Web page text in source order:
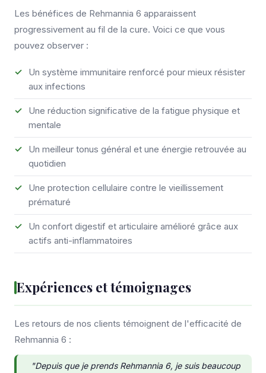
Les bénéfices de Rehmannia 6 apparaissent
progressivement au fil de la cure. Voici ce que vous
pouvez observer :
Un système immunitaire renforcé pour mieux résister
aux infections
Une réduction significative de la fatigue physique et
mentale
Un meilleur tonus général et une énergie retrouvée au
quotidien
Une protection cellulaire contre le vieillissement
prématuré
Un confort digestif et articulaire amélioré grâce aux
actifs anti-inflammatoires
Expériences et témoignages
Les retours de nos clients témoignent de l'efficacité de
Rehmannia 6 :
"Depuis que je prends Rehmannia 6, je suis beaucoup